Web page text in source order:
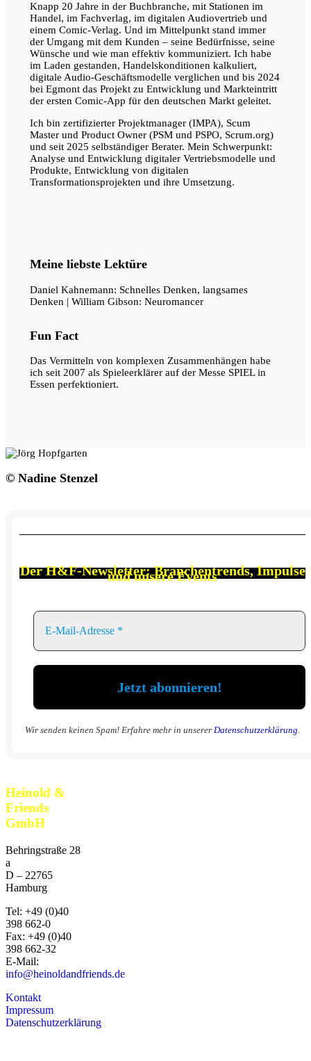
Knapp 20 Jahre in der Buchbranche, mit Stationen im
Handel, im Fachverlag, im digitalen Audiovertrieb und
einem Comic-Verlag. Und im Mittelpunkt stand immer
der Umgang mit dem Kunden – seine Bedürfnisse, seine
Wünsche und wie man effektiv kommuniziert. Ich habe
im Laden gestanden, Handelskonditionen kalkuliert,
digitale Audio-Geschäftsmodelle verglichen und bis 2024
bei Egmont das Projekt zu Entwicklung und Markteintritt
der ersten Comic-App für den deutschen Markt geleitet.
Ich bin zertifizierter Projektmanager (IMPA), Scum
Master und Product Owner (PSM und PSPO, Scrum.org)
und seit 2025 selbständiger Berater. Mein Schwerpunkt:
Analyse und Entwicklung digitaler Vertriebsmodelle und
Produkte, Entwicklung von digitalen
Transformationsprojekten und ihre Umsetzung.
Meine liebste Lektüre
Daniel Kahnemann: Schnelles Denken, langsames
Denken | William Gibson: Neuromancer
Fun Fact
Das Vermitteln von komplexen Zusammenhängen habe
ich seit 2007 als Spieleerklärer auf der Messe SPIEL in
Essen perfektioniert.
©️ Nadine Stenzel
DerH&F-Newsletter: Branchentrends, Impulse
und unsere Events
Wir senden keinen Spam! Erfahre mehr in unserer Datenschutzerklärung.
Heinold &
Friends
GmbH
Behringstraße 28
a
D – 22765
Hamburg
Tel: +49 (0)40
398 662-0
Fax: +49 (0)40
398 662-32
E-Mail:
info@heinoldandfriends.de
Kontakt
Impressum
Datenschutzerklärung